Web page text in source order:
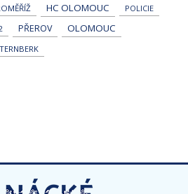
HC OLOMOUC
POLICIE
PŘEROV OLOMOUC